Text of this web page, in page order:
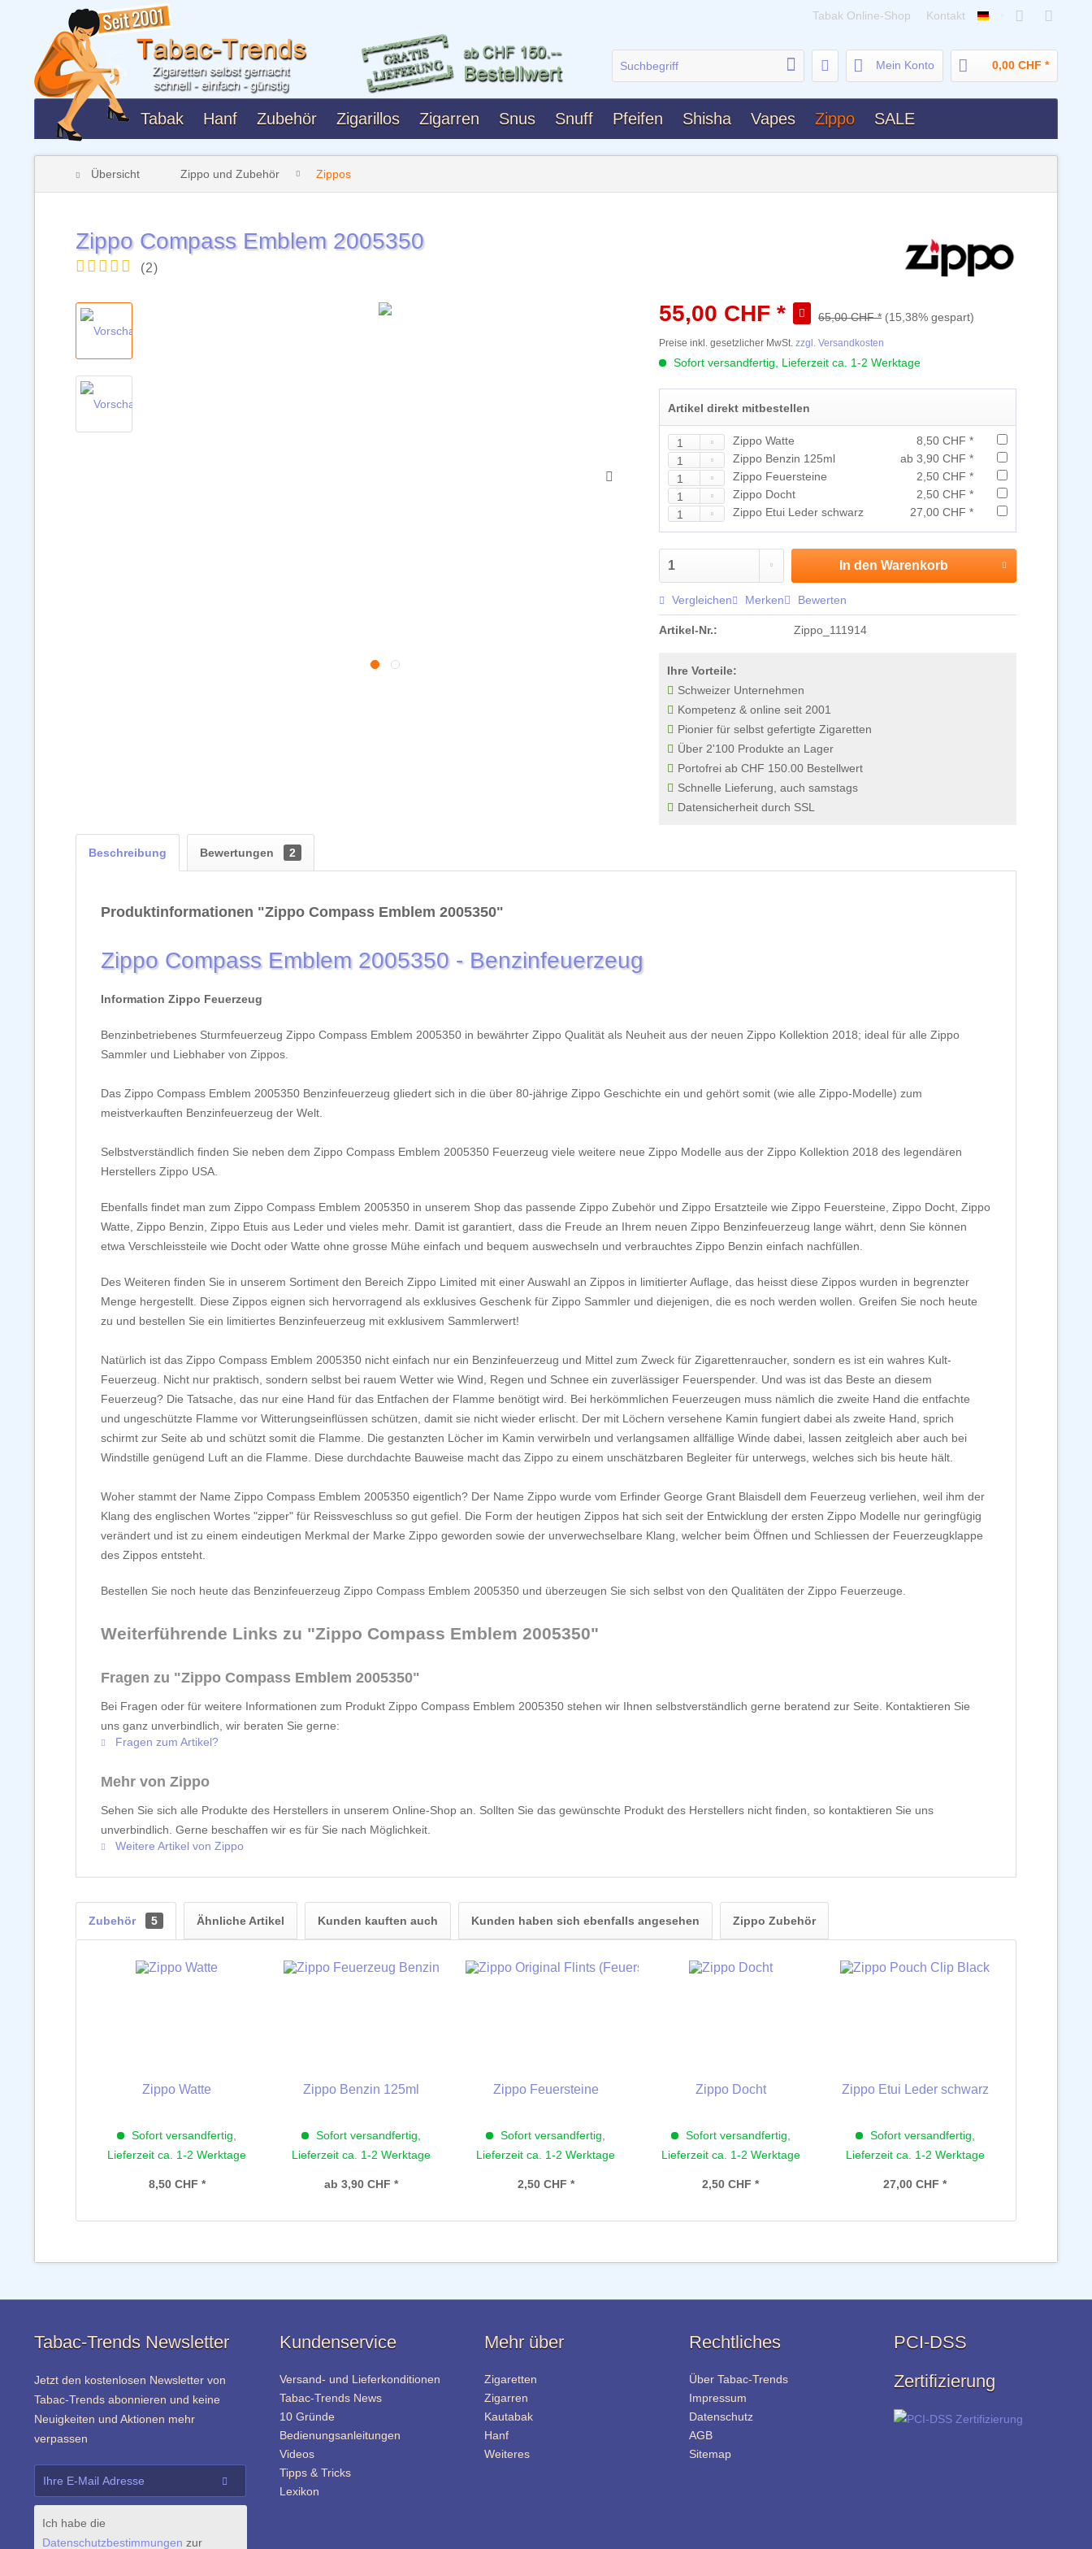
Tabak Online-Shop Kontakt Deutsch
Mein Konto 0,00 CHF *
Tabak Hanf Zubehör Zigarillos Zigarren Snus Snuff Pfeifen Shisha Vapes Zippo SALE
Übersicht Zippo und Zubehör Zippos
Zippo Compass Emblem 2005350
(2)
55,00 CHF * 65,00 CHF * (15,38% gespart)
Preise inkl. gesetzlicher MwSt. zzgl. Versandkosten
Sofort versandfertig, Lieferzeit ca. 1-2 Werktage
Artikel direkt mitbestellen
Zippo Watte
8,50 CHF *
Zippo Benzin 125ml
ab 3,90 CHF *
Zippo Feuersteine
2,50 CHF *
Zippo Docht
2,50 CHF *
Zippo Etui Leder schwarz
27,00 CHF *
In den Warenkorb
Vergleichen Merken Bewerten
Artikel-Nr.: Zippo_111914
Ihre Vorteile:
Schweizer Unternehmen
Kompetenz & online seit 2001
Pionier für selbst gefertigte Zigaretten
Über 2'100 Produkte an Lager
Portofrei ab CHF 150.00 Bestellwert
Schnelle Lieferung, auch samstags
Datensicherheit durch SSL
Beschreibung Bewertungen 2
Produktinformationen "Zippo Compass Emblem 2005350"
Zippo Compass Emblem 2005350 - Benzinfeuerzeug
Information Zippo Feuerzeug
Benzinbetriebenes Sturmfeuerzeug Zippo Compass Emblem 2005350 in bewährter Zippo Qualität als Neuheit aus der neuen Zippo Kollektion 2018; ideal für alle Zippo
Sammler und Liebhaber von Zippos.
Das Zippo Compass Emblem 2005350 Benzinfeuerzeug gliedert sich in die über 80-jährige Zippo Geschichte ein und gehört somit (wie alle Zippo-Modelle) zum
meistverkauften Benzinfeuerzeug der Welt.
Selbstverständlich finden Sie neben dem Zippo Compass Emblem 2005350 Feuerzeug viele weitere neue Zippo Modelle aus der Zippo Kollektion 2018 des legendären
Herstellers Zippo USA.
Ebenfalls findet man zum Zippo Compass Emblem 2005350 in unserem Shop das passende Zippo Zubehör und Zippo Ersatzteile wie Zippo Feuersteine, Zippo Docht, Zippo
Watte, Zippo Benzin, Zippo Etuis aus Leder und vieles mehr. Damit ist garantiert, dass die Freude an Ihrem neuen Zippo Benzinfeuerzeug lange währt, denn Sie können
etwa Verschleissteile wie Docht oder Watte ohne grosse Mühe einfach und bequem auswechseln und verbrauchtes Zippo Benzin einfach nachfüllen.
Des Weiteren finden Sie in unserem Sortiment den Bereich Zippo Limited mit einer Auswahl an Zippos in limitierter Auflage, das heisst diese Zippos wurden in begrenzter
Menge hergestellt. Diese Zippos eignen sich hervorragend als exklusives Geschenk für Zippo Sammler und diejenigen, die es noch werden wollen. Greifen Sie noch heute
zu und bestellen Sie ein limitiertes Benzinfeuerzeug mit exklusivem Sammlerwert!
Natürlich ist das Zippo Compass Emblem 2005350 nicht einfach nur ein Benzinfeuerzeug und Mittel zum Zweck für Zigarettenraucher, sondern es ist ein wahres Kult-
Feuerzeug. Nicht nur praktisch, sondern selbst bei rauem Wetter wie Wind, Regen und Schnee ein zuverlässiger Feuerspender. Und was ist das Beste an diesem
Feuerzeug? Die Tatsache, das nur eine Hand für das Entfachen der Flamme benötigt wird. Bei herkömmlichen Feuerzeugen muss nämlich die zweite Hand die entfachte
und ungeschützte Flamme vor Witterungseinflüssen schützen, damit sie nicht wieder erlischt. Der mit Löchern versehene Kamin fungiert dabei als zweite Hand, sprich
schirmt zur Seite ab und schützt somit die Flamme. Die gestanzten Löcher im Kamin verwirbeln und verlangsamen allfällige Winde dabei, lassen zeitgleich aber auch bei
Windstille genügend Luft an die Flamme. Diese durchdachte Bauweise macht das Zippo zu einem unschätzbaren Begleiter für unterwegs, welches sich bis heute hält.
Woher stammt der Name Zippo Compass Emblem 2005350 eigentlich? Der Name Zippo wurde vom Erfinder George Grant Blaisdell dem Feuerzeug verliehen, weil ihm der
Klang des englischen Wortes "zipper" für Reissveschluss so gut gefiel. Die Form der heutigen Zippos hat sich seit der Entwicklung der ersten Zippo Modelle nur geringfügig
verändert und ist zu einem eindeutigen Merkmal der Marke Zippo geworden sowie der unverwechselbare Klang, welcher beim Öffnen und Schliessen der Feuerzeugklappe
des Zippos entsteht.
Bestellen Sie noch heute das Benzinfeuerzeug Zippo Compass Emblem 2005350 und überzeugen Sie sich selbst von den Qualitäten der Zippo Feuerzeuge.
Weiterführende Links zu "Zippo Compass Emblem 2005350"
Fragen zu "Zippo Compass Emblem 2005350"
Bei Fragen oder für weitere Informationen zum Produkt Zippo Compass Emblem 2005350 stehen wir Ihnen selbstverständlich gerne beratend zur Seite. Kontaktieren Sie
uns ganz unverbindlich, wir beraten Sie gerne:
Fragen zum Artikel?
Mehr von Zippo
Sehen Sie sich alle Produkte des Herstellers in unserem Online-Shop an. Sollten Sie das gewünschte Produkt des Herstellers nicht finden, so kontaktieren Sie uns
unverbindlich. Gerne beschaffen wir es für Sie nach Möglichkeit.
Weitere Artikel von Zippo
Zubehör 5 Ähnliche Artikel Kunden kauften auch Kunden haben sich ebenfalls angesehen Zippo Zubehör
Zippo Watte
Sofort versandfertig,
Lieferzeit ca. 1-2 Werktage
8,50 CHF *
Zippo Benzin 125ml
Sofort versandfertig,
Lieferzeit ca. 1-2 Werktage
ab 3,90 CHF *
Zippo Feuersteine
Sofort versandfertig,
Lieferzeit ca. 1-2 Werktage
2,50 CHF *
Zippo Docht
Sofort versandfertig,
Lieferzeit ca. 1-2 Werktage
2,50 CHF *
Zippo Etui Leder schwarz
Sofort versandfertig,
Lieferzeit ca. 1-2 Werktage
27,00 CHF *
Tabac-Trends Newsletter
Jetzt den kostenlosen Newsletter von
Tabac-Trends abonnieren und keine
Neuigkeiten und Aktionen mehr
verpassen
Ich habe die
Datenschutzbestimmungen zur
Kundenservice
Versand- und Lieferkonditionen
Tabac-Trends News
10 Gründe
Bedienungsanleitungen
Videos
Tipps & Tricks
Lexikon
Mehr über
Zigaretten
Zigarren
Kautabak
Hanf
Weiteres
Rechtliches
Über Tabac-Trends
Impressum
Datenschutz
AGB
Sitemap
PCI-DSS
Zertifizierung